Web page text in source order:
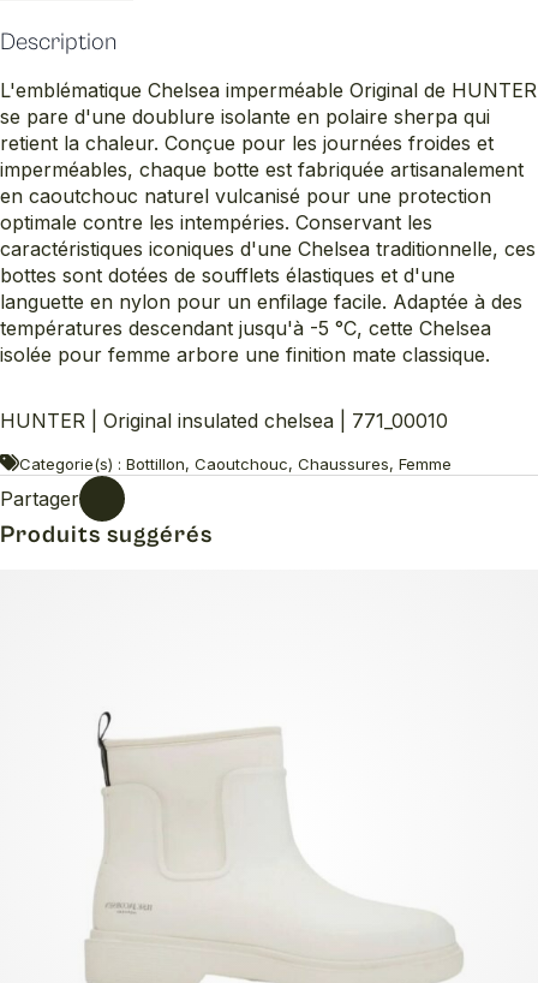
Description
L'emblématique Chelsea imperméable Original de HUNTER
se pare d'une doublure isolante en polaire sherpa qui
retient la chaleur. Conçue pour les journées froides et
imperméables, chaque botte est fabriquée artisanalement
en caoutchouc naturel vulcanisé pour une protection
optimale contre les intempéries. Conservant les
caractéristiques iconiques d'une Chelsea traditionnelle, ces
bottes sont dotées de soufflets élastiques et d'une
languette en nylon pour un enfilage facile. Adaptée à des
températures descendant jusqu'à -5 °C, cette Chelsea
isolée pour femme arbore une finition mate classique.
HUNTER | Original insulated chelsea | 771_00010
Categorie(s) : Bottillon, Caoutchouc, Chaussures, Femme
Partager
Produits suggérés